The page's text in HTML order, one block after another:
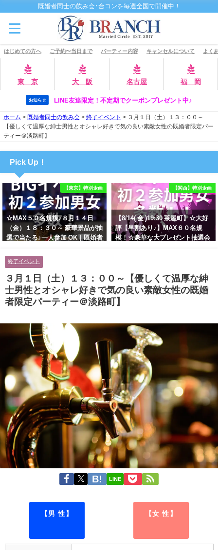
既婚者同士の飲み会･合コンを毎週全国で開催中！
はじめての方へ ご予約〜当日まで パーティー内容 キャンセルについて よく
東 京 大 阪 名古屋 福 岡
お知らせ LINE友達限定！不定期でクーポンプレゼント中♪
ホーム > 既婚者同士の飲み会> 終了イベント > ３月１日（土）１３：００～
【優しくて温厚な紳士男性とオシャレ好きで気の良い素敵女性の既婚者限定パー
ティー＠淡路町】
Pick Up！
【東京】特別企画
☆MAX５０名規模♪８月１４日
（金）１８：３０～ 豪華景品が抽
選で当たる♪一人参加 OK｜既婚者
に余裕のある健康的なオシャレ男
性と美容好きで優しさのある大人
女性の既婚者限定ビッグパーティ
ー♪＠池袋】
【関西】特別企画
【8/14( 金 )19:30 茶屋町】☆大好
評【早割あり♪】MAX６０名規
模！☆豪華な大プレゼント抽選会
ティー♪＠茶屋町】
終了イベント
３月１日（土）１３：００～【優しくて温厚な紳
士男性とオシャレ好きで気の良い素敵女性の既婚
者限定パーティー＠淡路町】
LINE
【男 性】 【女 性】